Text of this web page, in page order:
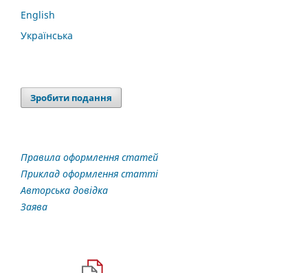
English
Українська
Зробити подання
Правила оформлення статей
Приклад оформлення статті
Авторська довідка
Заява